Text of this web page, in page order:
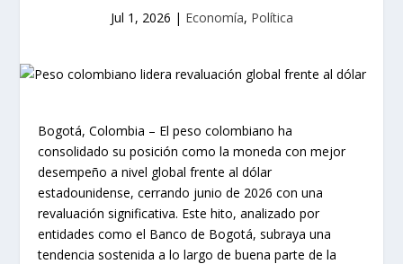
Jul 1, 2026 | Economía, Política
Bogotá, Colombia – El peso colombiano ha
consolidado su posición como la moneda con mejor
desempeño a nivel global frente al dólar
estadounidense, cerrando junio de 2026 con una
revaluación significativa. Este hito, analizado por
entidades como el Banco de Bogotá, subraya una
tendencia sostenida a lo largo de buena parte de la